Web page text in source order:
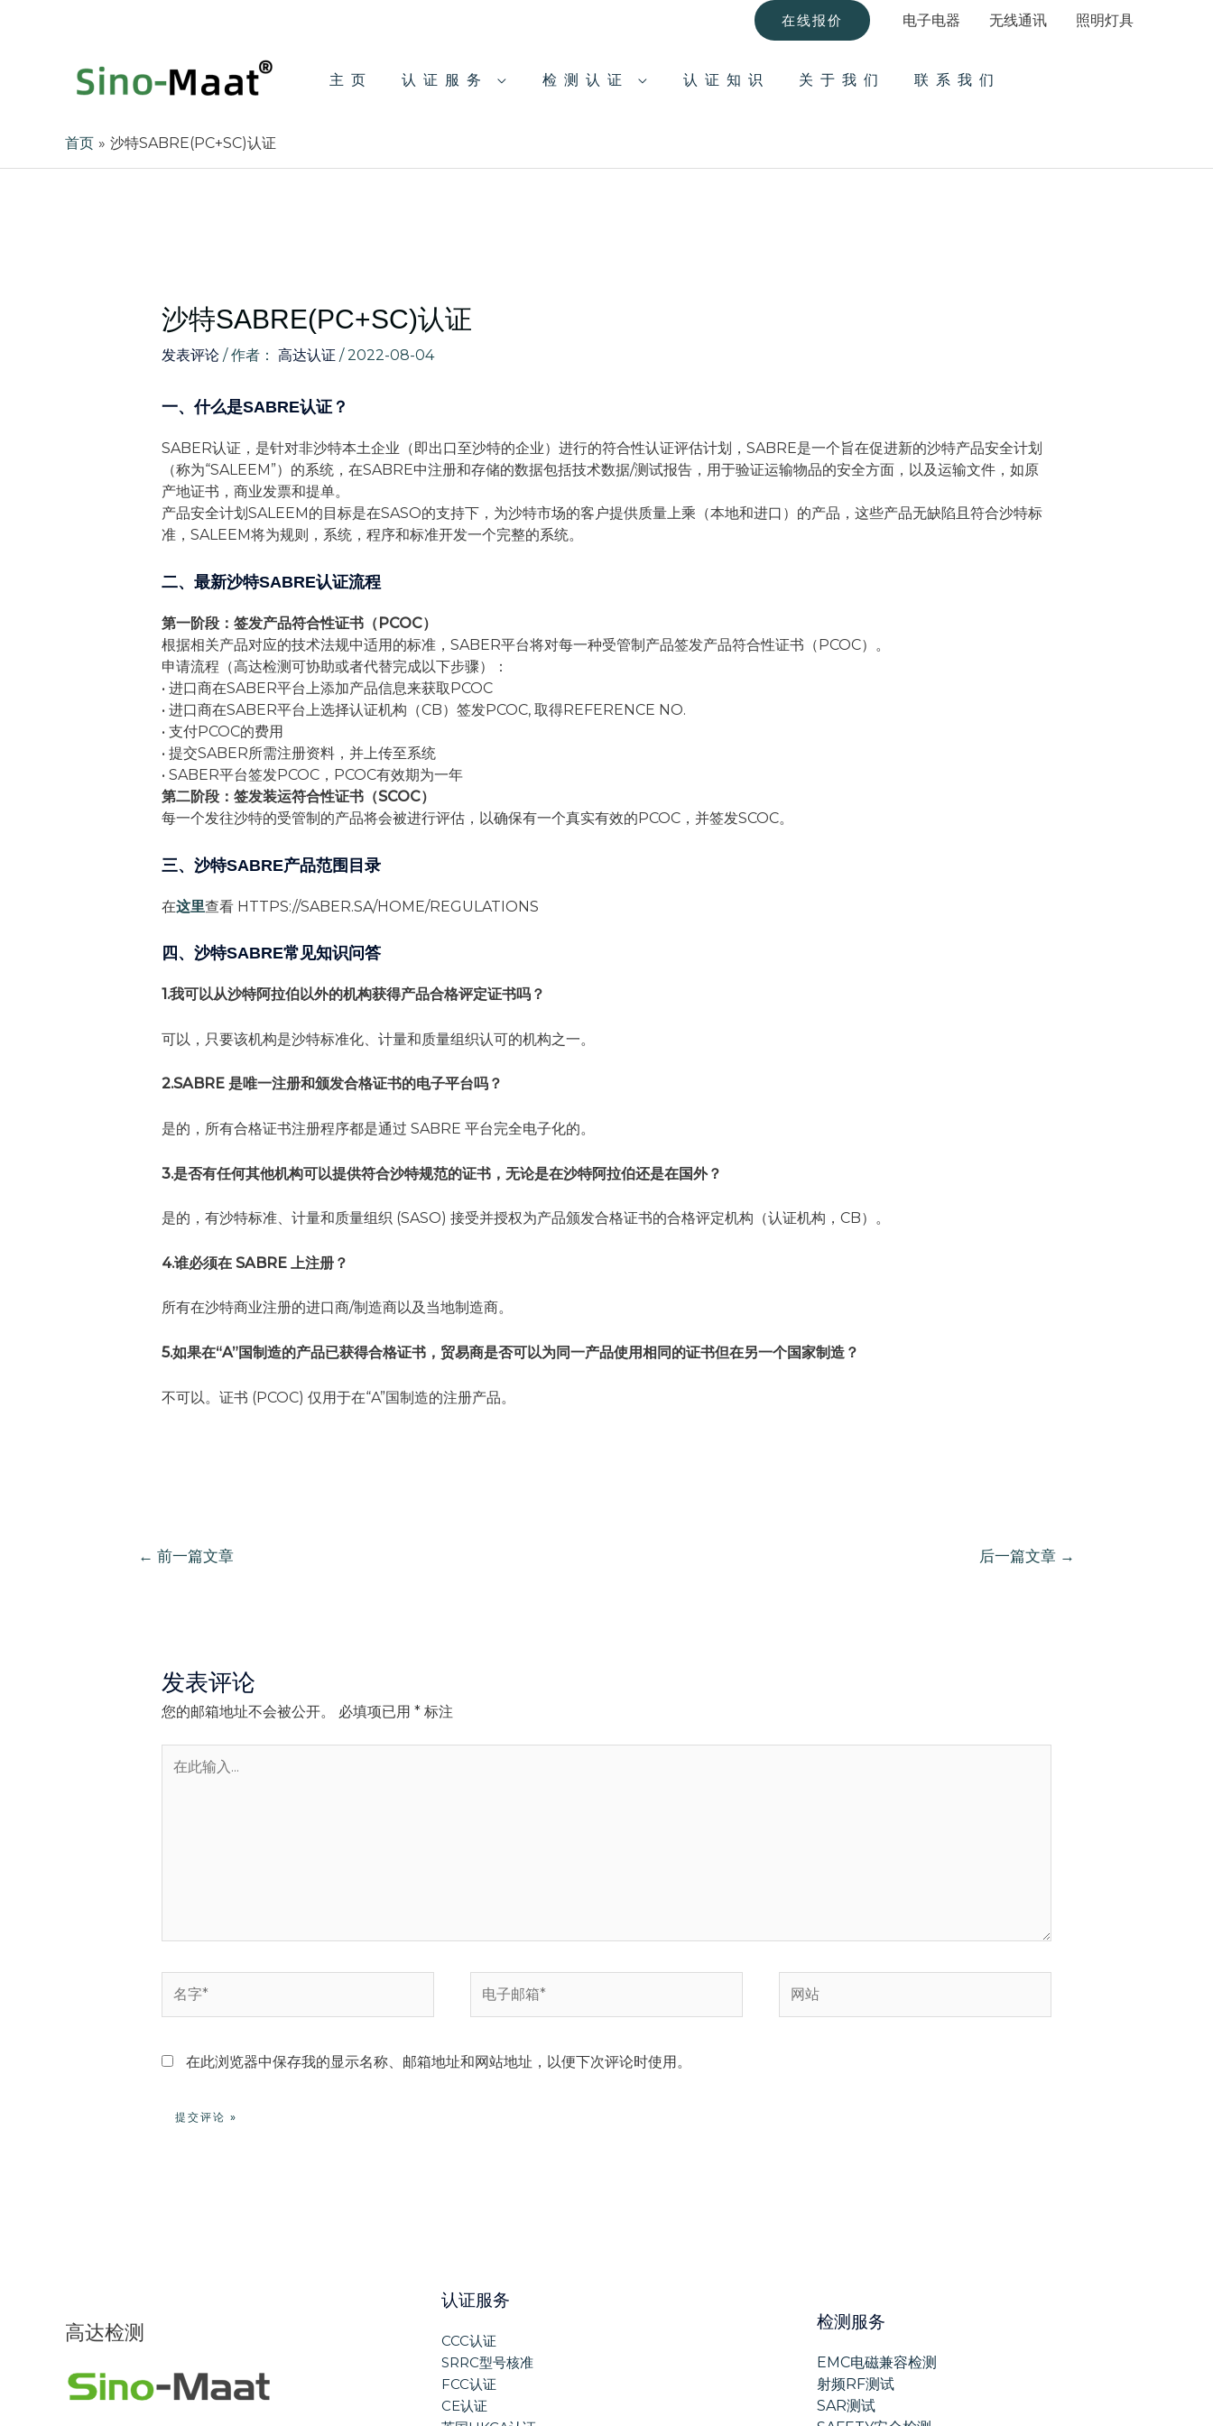
在线报价 电子电器 无线通讯 照明灯具
主页 认证服务 检测认证 认证知识 关于我们 联系我们
首页 沙特SABRE(PC+SC)认证
沙特SABRE(PC+SC)认证
发表评论 / 作者： 高达认证 / 2022-08-04
一、什么是SABRE认证？
SABER认证，是针对非沙特本土企业（即出口至沙特的企业）进行的符合性认证评估计划，SABRE是一个旨在促进新的沙特产品安全计划
（称为“SALEEM”）的系统，在SABRE中注册和存储的数据包括技术数据/测试报告，用于验证运输物品的安全方面，以及运输文件，如原
产地证书，商业发票和提单。
产品安全计划SALEEM的目标是在SASO的支持下，为沙特市场的客户提供质量上乘（本地和进口）的产品，这些产品无缺陷且符合沙特标
准，SALEEM将为规则，系统，程序和标准开发一个完整的系统。
二、最新沙特SABRE认证流程
第一阶段：签发产品符合性证书（PCOC）
根据相关产品对应的技术法规中适用的标准，SABER平台将对每一种受管制产品签发产品符合性证书（PCOC）。
申请流程（高达检测可协助或者代替完成以下步骤）：
• 进口商在SABER平台上添加产品信息来获取PCOC
• 进口商在SABER平台上选择认证机构（CB）签发PCOC, 取得REFERENCE NO.
• 支付PCOC的费用
• 提交SABER所需注册资料，并上传至系统
• SABER平台签发PCOC，PCOC有效期为一年
第二阶段：签发装运符合性证书（SCOC）
每一个发往沙特的受管制的产品将会被进行评估，以确保有一个真实有效的PCOC，并签发SCOC。
三、沙特SABRE产品范围目录
在这里查看 HTTPS://SABER.SA/HOME/REGULATIONS
四、沙特SABRE常见知识问答
1.我可以从沙特阿拉伯以外的机构获得产品合格评定证书吗？
可以，只要该机构是沙特标准化、计量和质量组织认可的机构之一。
2.SABRE 是唯一注册和颁发合格证书的电子平台吗？
是的，所有合格证书注册程序都是通过 SABRE 平台完全电子化的。
3.是否有任何其他机构可以提供符合沙特规范的证书，无论是在沙特阿拉伯还是在国外？
是的，有沙特标准、计量和质量组织 (SASO) 接受并授权为产品颁发合格证书的合格评定机构（认证机构，CB）。
4.谁必须在 SABRE 上注册？
所有在沙特商业注册的进口商/制造商以及当地制造商。
5.如果在“A”国制造的产品已获得合格证书，贸易商是否可以为同一产品使用相同的证书但在另一个国家制造？
不可以。证书 (PCOC) 仅用于在“A”国制造的注册产品。
← 前一篇文章 后一篇文章 →
发表评论
您的邮箱地址不会被公开。 必填项已用 *标注
字
子
*
站
在此浏览器中保存我的显示名称、邮箱地址和网站地址，以便下次评论时使用。
高达检测
认证服务
CCC认证
SRRC型号核准
FCC认证
CE认证
检测服务
EMC电磁兼容检测
射频RF测试
SAR测试